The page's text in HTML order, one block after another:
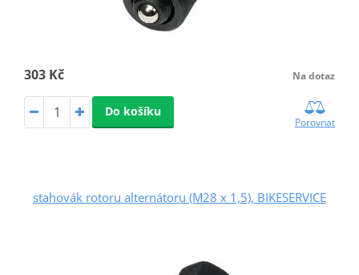
303 Kč Na dotaz
Do košíku
Porovnat
stahovák rotoru alternátoru (M28 x 1,5), BIKESERVICE